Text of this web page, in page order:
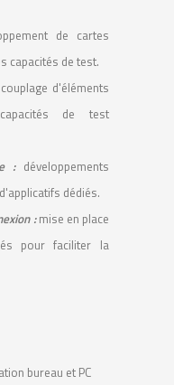
de cartes
capacités de test.
d'éléments
de test
:développements
dédiés.
:mise en place
pour faciliter la
bureau et PC